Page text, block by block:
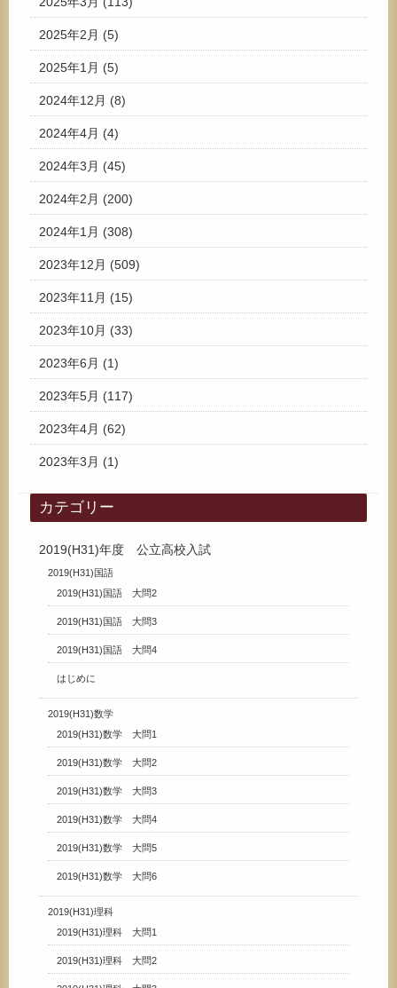
2025年2月 (5)
2025年1月 (5)
2024年12月 (8)
2024年4月 (4)
2024年3月 (45)
2024年2月 (200)
2024年1月 (308)
2023年12月 (509)
2023年11月 (15)
2023年10月 (33)
2023年6月 (1)
2023年5月 (117)
2023年4月 (62)
2023年3月 (1)
カテゴリー
2019(H31)年度 公立高校入試
2019(H31)国語
2019(H31)国語 大問2
2019(H31)国語 大問3
2019(H31)国語 大問4
はじめに
2019(H31)数学
2019(H31)数学 大問1
2019(H31)数学 大問2
2019(H31)数学 大問3
2019(H31)数学 大問4
2019(H31)数学 大問5
2019(H31)数学 大問6
2019(H31)理科
2019(H31)理科 大問1
2019(H31)理科 大問2